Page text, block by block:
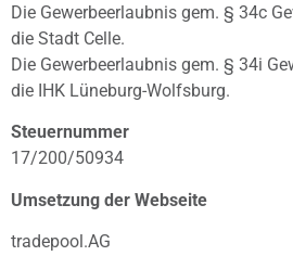
Die Gewerbeerlaubnis gem. § 34c
die Stadt Celle.
Die Gewerbeerlaubnis gem. § 34i
die IHK Lüneburg-Wolfsburg.
Steuernummer
17/200/50934
Umsetzung der Webseite
tradepool.AG